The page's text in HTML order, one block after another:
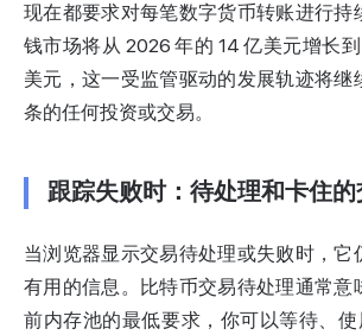
现在都要求对每笔数字货币转账进行持
钱市场将从 2026 年的 14 亿美元增长
美元，这一受监管驱动的发展轨迹将继
条的任何投资或交易。
跟踪失败时：待处理和卡住的
当浏览器显示交易待处理或失败时，它
有用的信息。比特币交易待处理通常意
前内存池的最低要求，你可以等待、使